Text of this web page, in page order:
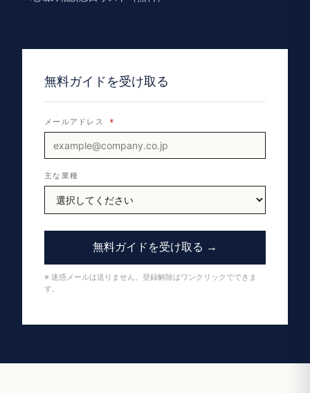
無料ガイドを受け取る
メールアドレス *
主な業種
無料ガイドを受け取る →
※ 迷惑メールは送りません。登録解除はワンクリックでできま
す。